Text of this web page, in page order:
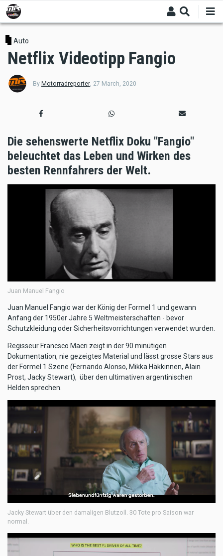
Skip
to
main
content
Auto
Netflix Videotipp Fangio
By Motorradreporter, 27 March, 2020
Die sehenswerte Netflix Doku "Fangio"
beleuchtet das Leben und Wirken des
besten Rennfahrers der Welt.
Juan Manuel Fangio
Juan Manuel Fangio war der König der Formel 1 und gewann
Anfang der 1950er Jahre 5 Weltmeisterschaften - bevor
Schutzkleidung oder Sicherheitsvorrichtungen verwendet wurden.
Regisseur Francsco Macri zeigt in der 90 minütigen
Dokumentation, nie gezeigtes Material und lässt grosse Stars aus
der Formel 1 Szene (Fernando Alonso, Mikka Häkkinnen, Alain
Prost, Jacky Stewart), über den ultimativen argentinischen
Helden sprechen.
Jacky Stewart über den damaligen Blutzoll. 30 Tote pro Saison war
normal.